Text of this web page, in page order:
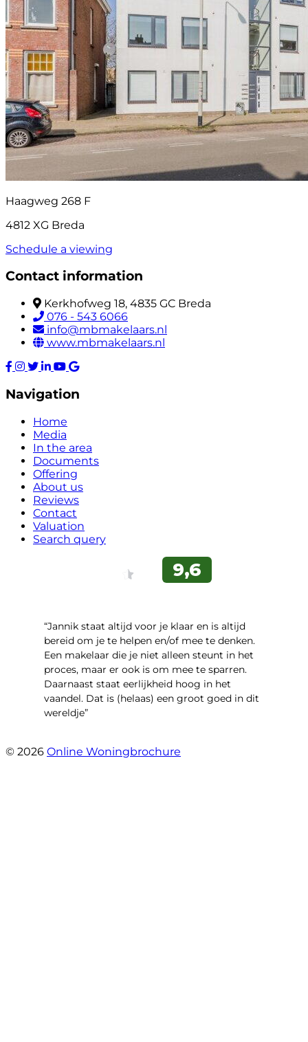
Haagweg 268 F
4812 XG Breda
Schedule a viewing
Contact information
Kerkhofweg 18, 4835 GC Breda
076 - 543 6066
info@mbmakelaars.nl
www.mbmakelaars.nl
Navigation
Home
Media
In the area
Documents
Offering
About us
Reviews
Contact
Valuation
Search query
“Jannik staat altijd voor je klaar en is altijd
bereid om je te helpen en/of mee te denken.
Een makelaar die je niet alleen steunt in het
proces, maar er ook is om mee te sparren.
Daarnaast staat eerlijkheid hoog in het
vaandel. Dat is (helaas) een groot goed in dit
wereldje”
© 2026 Online Woningbrochure